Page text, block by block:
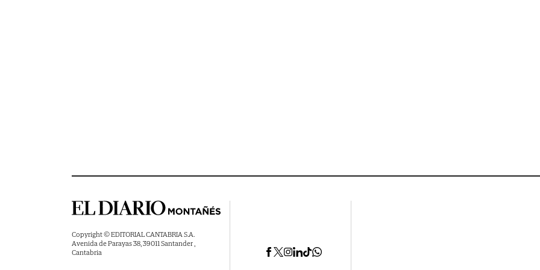
Copyright © EDITORIAL CANTABRIA S.A.
Avenida de Parayas 38, 39011 Santander ,
Cantabria